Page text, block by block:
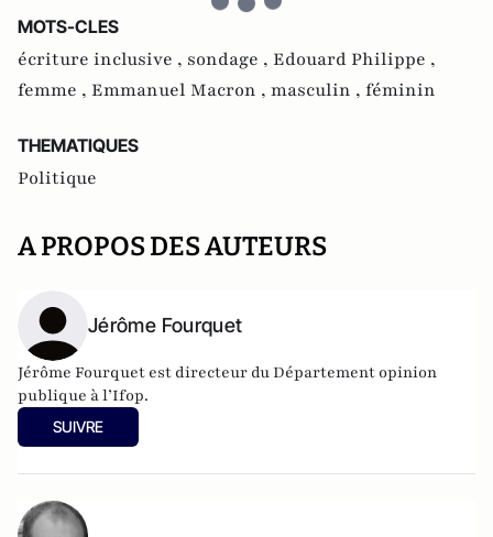
MOTS-CLES
écriture inclusive , sondage , Edouard Philippe ,
femme , Emmanuel Macron , masculin , féminin
THEMATIQUES
Politique
A PROPOS DES AUTEURS
Jérôme Fourquet
Jérôme Fourquet est directeur du Département opinion
publique à l’Ifop.
SUIVRE